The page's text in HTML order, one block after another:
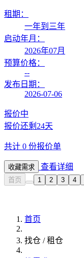
租期：
一年到三年
启动年月：
2026年07月
预算价格：
--
发布日期：
2026-07-06
报价中
报价还剩 24天
共计 0 份报价单
收藏需求 查看详细
首页 1 2 3 4